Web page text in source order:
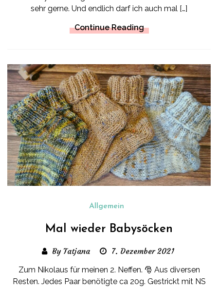
sehr gerne. Und endlich darf ich auch mal […]
Continue Reading
Allgemein
Mal wieder Babysöcken
By Tatjana 7. Dezember 2021
Zum Nikolaus für meinen 2. Neffen. 🎅 Aus diversen
Resten. Jedes Paar benötigte ca 20g. Gestrickt mit NS